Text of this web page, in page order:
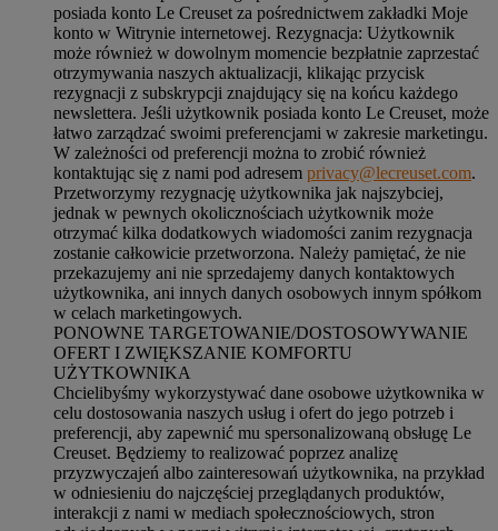
posiada konto Le Creuset za pośrednictwem zakładki Moje
konto w Witrynie internetowej. Rezygnacja: Użytkownik
może również w dowolnym momencie bezpłatnie zaprzestać
otrzymywania naszych aktualizacji, klikając przycisk
rezygnacji z subskrypcji znajdujący się na końcu każdego
newslettera. Jeśli użytkownik posiada konto Le Creuset, może
łatwo zarządzać swoimi preferencjami w zakresie marketingu.
W zależności od preferencji można to zrobić również
kontaktując się z nami pod adresem privacy@lecreuset.com.
Przetworzymy rezygnację użytkownika jak najszybciej,
jednak w pewnych okolicznościach użytkownik może
otrzymać kilka dodatkowych wiadomości zanim rezygnacja
zostanie całkowicie przetworzona. Należy pamiętać, że nie
przekazujemy ani nie sprzedajemy danych kontaktowych
użytkownika, ani innych danych osobowych innym spółkom
w celach marketingowych.
PONOWNE TARGETOWANIE/DOSTOSOWYWANIE
OFERT I ZWIĘKSZANIE KOMFORTU
UŻYTKOWNIKA
Chcielibyśmy wykorzystywać dane osobowe użytkownika w
celu dostosowania naszych usług i ofert do jego potrzeb i
preferencji, aby zapewnić mu spersonalizowaną obsługę Le
Creuset. Będziemy to realizować poprzez analizę
przyzwyczajeń albo zainteresowań użytkownika, na przykład
w odniesieniu do najczęściej przeglądanych produktów,
interakcji z nami w mediach społecznościowych, stron